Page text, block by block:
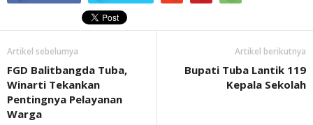
Artikel sebelumya
FGD Balitbangda Tuba,
Winarti Tekankan
Pentingnya Pelayanan
Warga
Artikel berikutnya
Bupati Tuba Lantik 119
Kepala Sekolah